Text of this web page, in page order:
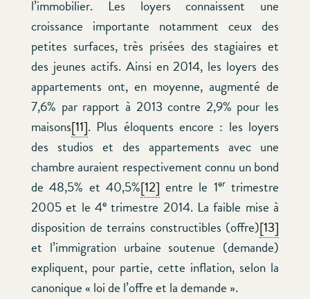
l’immobilier. Les loyers connaissent une
croissance importante notamment ceux des
petites surfaces, très prisées des stagiaires et
des jeunes actifs. Ainsi en 2014, les loyers des
appartements ont, en moyenne, augmenté de
7,6% par rapport à 2013 contre 2,9% pour les
maisons[11]. Plus éloquents encore : les loyers
des studios et des appartements avec une
chambre auraient respectivement connu un bond
de 48,5% et 40,5%[12] entre le 1ertrimestre
2005 et le 4e trimestre 2014. La faible mise à
disposition de terrains constructibles (offre)[13]
et l’immigration urbaine soutenue (demande)
expliquent, pour partie, cette inflation, selon la
canonique « loi de l’offre et la demande ».